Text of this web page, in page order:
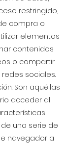
restringido,
compra o
elementos
contenidos
o compartir
sociales.
Son aquéllas
acceder al
una serie de
navegador a